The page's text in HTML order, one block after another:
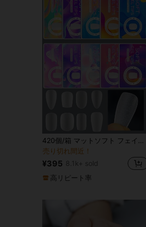
420個/箱 マットソフト フェイクネイル、完全透明アーモンド型 取り外し可能なジェルフェイクネイル、ショートT字型、ラウンド、オーバル、カプセル型 プレスオンネイル、DIYネイルアート用品 ハンドメイドプレスオンネイル
売り切れ間近！
¥395 8.1k+ sold
高リピート率